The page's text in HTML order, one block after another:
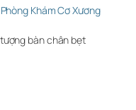
Khám Cơ Xương
bàn chân bẹt